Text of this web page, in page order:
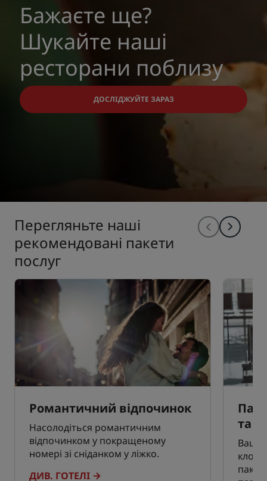
Бажаєте ще?
Шукайте наші
ресторани поблизу
ДОСЛІДЖУЙТЕ ЗАРАЗ
Перегляньте наші
рекомендовані пакети
послуг
Романтичний відпочинок
Насолодіться романтичним
відпочинком у покращеному
номері зі сніданком у ліжко.
ДИВ. ГОТЕЛІ
та
Ваша